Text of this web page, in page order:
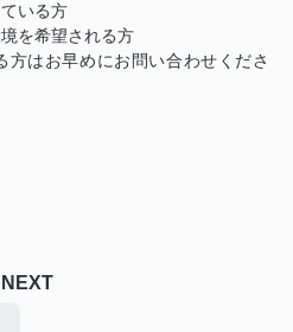
いる方
を希望される方
方はお早めにお問い合わせくださ
NEXT